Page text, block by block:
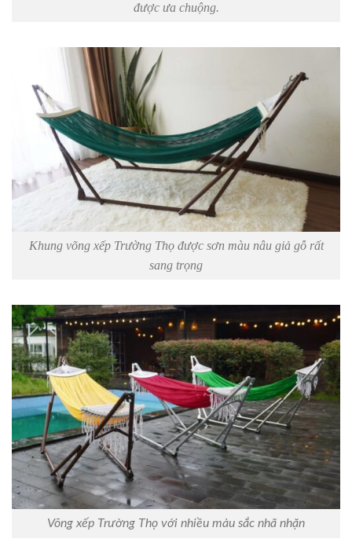
được ưa chuộng.
Khung võng xếp Trường Thọ được sơn màu nâu giả gỗ rất
sang trọng
Võng xếp Trường Thọ với nhiều màu sắc nhã nhặn